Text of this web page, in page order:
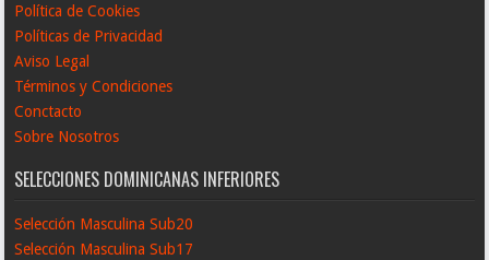
Política de Cookies
Políticas de Privacidad
Aviso Legal
Términos y Condiciones
Conctacto
Sobre Nosotros
SELECCIONES DOMINICANAS INFERIORES
Selección Masculina Sub20
Selección Masculina Sub17